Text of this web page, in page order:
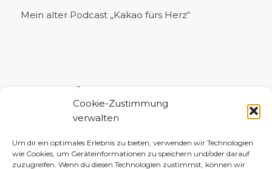
Cookie-Zustimmung
verwalten
Um dir ein optimales Erlebnis zu bieten, verwenden wir Technologien
wie Cookies, um Geräteinformationen zu speichern und/oder darauf
zuzugreifen. Wenn du diesen Technologien zustimmst, können wir
Mein alter Podcast „Kakao fürs Herz“